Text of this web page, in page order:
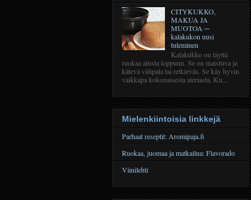
CITYKUKKO,
MAKUA JA
MUOTOA ─
kalakukon uusi
tuleminen
Kalakukko on täyttä
ruokaa alusta loppuun. Se on maistuva ja
kätevä välipala tai retkieväs. Se käy hyvin
vaikkapa kokonaisesta ateriasta. Ku...
Mielenkiintoisia linkkejä
Parhaat reseptit: Aromipaja.fi
Ruokaa, juomaa ja matkailua: Flavorado
Viinilehti